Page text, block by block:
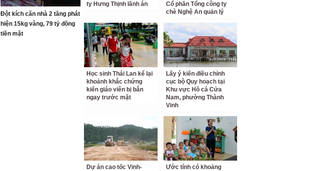
Đột kích căn nhà 2 tầng phát
hiện 15kg vàng, 79 tỷ đồng
tiền mặt
ty Hưng Thịnh lãnh án
Cổ phần Tổng công ty
chè Nghệ An quản lý
Học sinh Thái Lan kể lại
khoảnh khắc chứng
kiến giáo viên bị bắn
ngay trước mặt
Lấy ý kiến điều chỉnh
cục bộ Quy hoạch tại
Khu vực Hồ cá Cửa
Nam, phường Thành
Vinh
Dự án cao tốc Vinh-
Ước tính có khoảng